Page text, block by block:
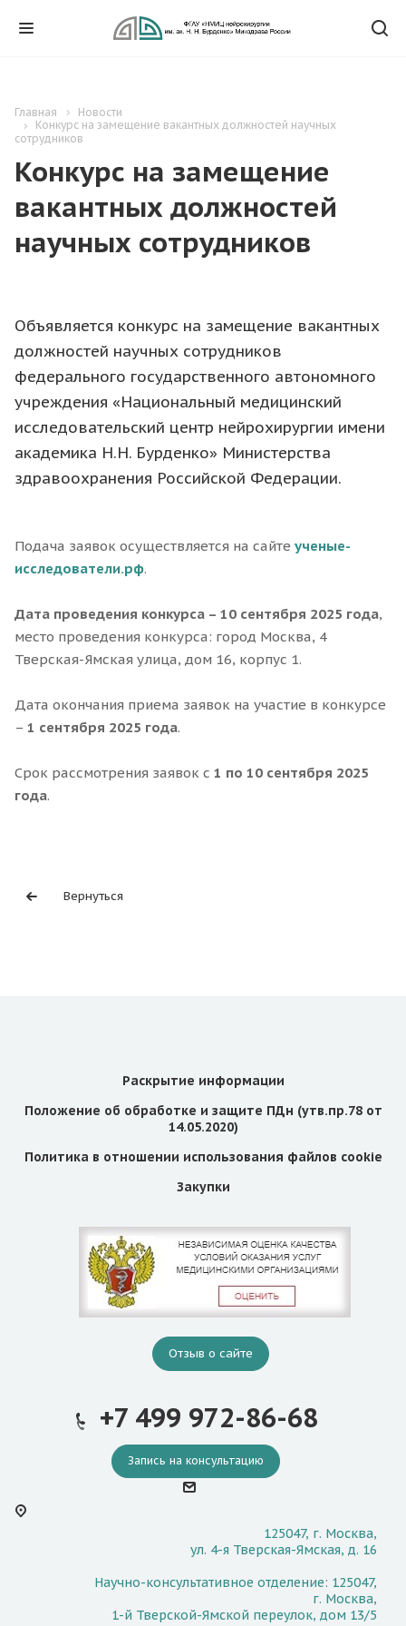
Главная
Новости
Конкурс на замещение вакантных должностей научных
сотрудников
Конкурс на замещение
вакантных должностей
научных сотрудников
Объявляется конкурс на замещение вакантных
должностей научных сотрудников
федерального государственного автономного
учреждения «Национальный медицинский
исследовательский центр нейрохирургии имени
академика Н.Н. Бурденко» Министерства
здравоохранения Российской Федерации.
Подача заявок осуществляется на сайте ученые-
исследователи.рф.
Дата проведения конкурса – 10 сентября 2025 года,
место проведения конкурса: город Москва, 4
Тверская-Ямская улица, дом 16, корпус 1.
Дата окончания приема заявок на участие в конкурсе
– 1 сентября 2025 года.
Срок рассмотрения заявок с 1 по 10 сентября 2025
года.
Вернуться
Раскрытие информации
Положение об обработке и защите ПДн (утв.пр.78 от
14.05.2020)
Политика в отношении использования файлов cookie
Закупки
Отзыв о сайте
+7 499 972-86-68
Запись на консультацию
125047, г. Москва,
ул. 4-я Тверская-Ямская, д. 16
Научно-консультативное отделение: 125047,
г. Москва,
1-й Тверской-Ямской переулок, дом 13/5